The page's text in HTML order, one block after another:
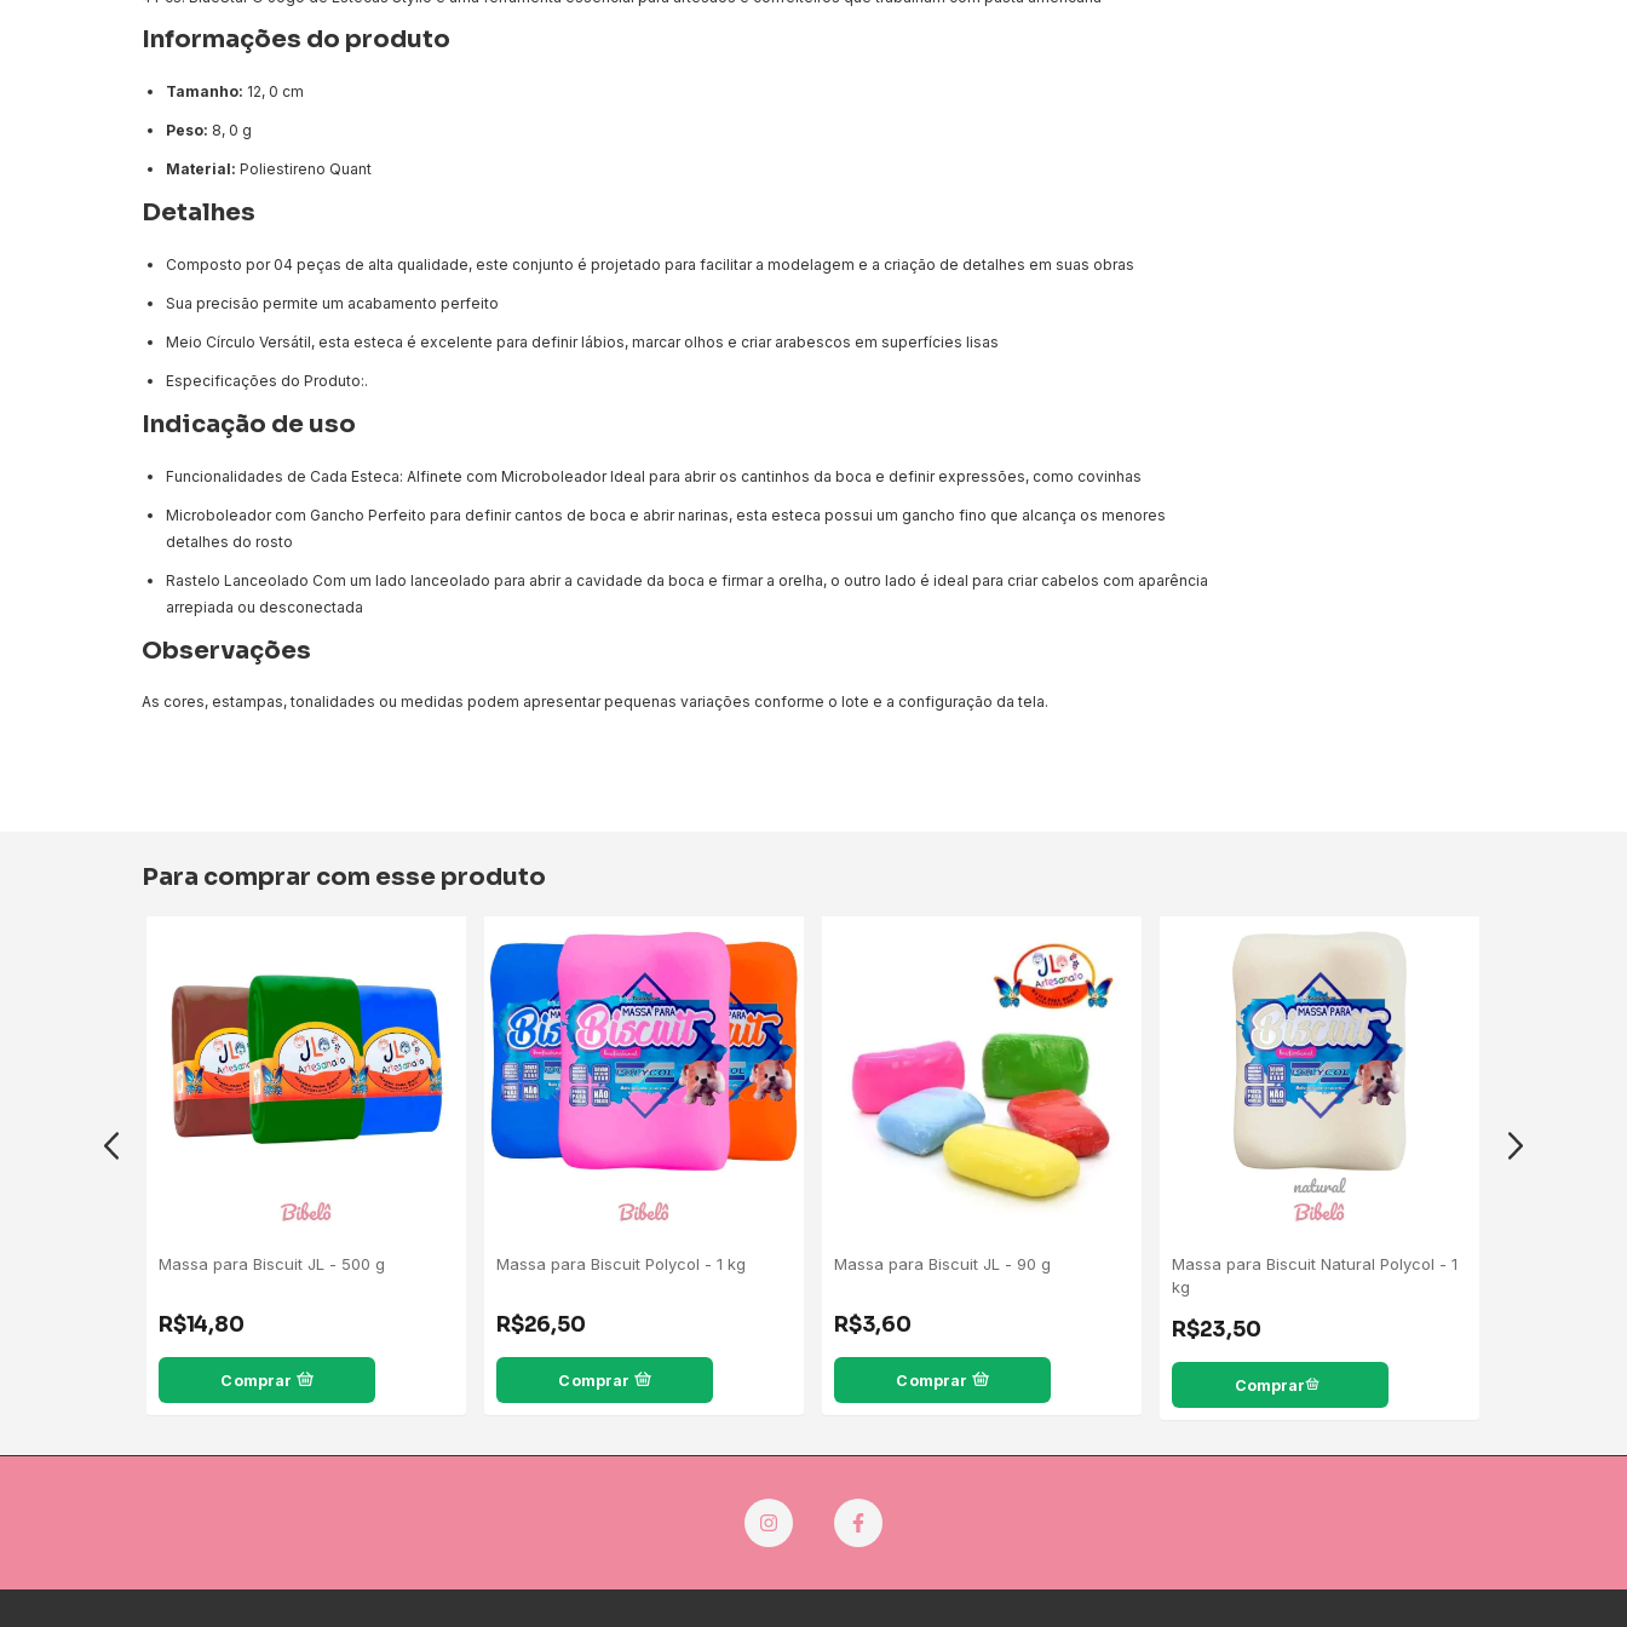
Informações do produto
Tamanho: 12, 0 cm
Peso: 8, 0 g
Material: Poliestireno Quant
Detalhes
Composto por 04 peças de alta qualidade, este conjunto é projetado para facilitar a modelagem e a criação de detalhes em suas obras
Sua precisão permite um acabamento perfeito
Meio Círculo Versátil, esta esteca é excelente para definir lábios, marcar olhos e criar arabescos em superfícies lisas
Especificações do Produto:.
Indicação de uso
Funcionalidades de Cada Esteca: Alfinete com Microboleador Ideal para abrir os cantinhos da boca e definir expressões, como covinhas
Microboleador com Gancho Perfeito para definir cantos de boca e abrir narinas, esta esteca possui um gancho fino que alcança os menores
detalhes do rosto
Rastelo Lanceolado Com um lado lanceolado para abrir a cavidade da boca e firmar a orelha, o outro lado é ideal para criar cabelos com aparência
arrepiada ou desconectada
Observações
As cores, estampas, tonalidades ou medidas podem apresentar pequenas variações conforme o lote e a configuração da tela.
Para comprar com esse produto
Massa para Biscuit JL - 500 g
R$14,80
Comprar
Massa para Biscuit Polycol - 1 kg
R$26,50
Comprar
Massa para Biscuit JL - 90 g
R$3,60
Comprar
Massa para Biscuit Natural Polycol - 1
kg
R$23,50